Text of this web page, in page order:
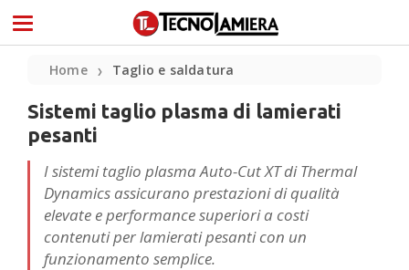
Home ❯ Taglio e saldatura
Sistemi taglio plasma di lamierati
pesanti
I sistemi taglio plasma Auto-Cut XT di Thermal
Dynamics assicurano prestazioni di qualità
elevate e performance superiori a costi
contenuti per lamierati pesanti con un
funzionamento semplice.